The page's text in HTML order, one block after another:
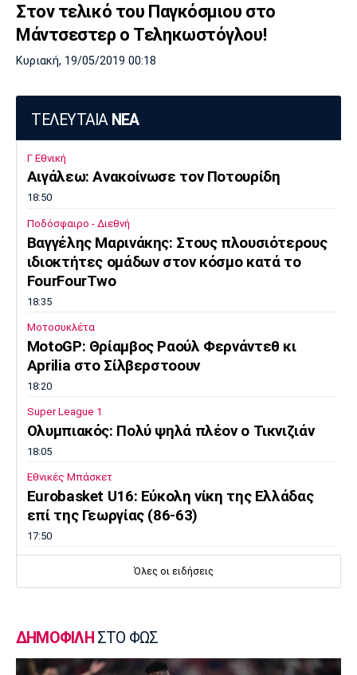
Στον τελικό του Παγκόσμιου στο
Μάντσεστερ ο Τεληκωστόγλου!
Κυριακή, 19/05/2019 00:18
ΤΕΛΕΥΤΑΙΑ ΝΕΑ
Γ Εθνική
Αιγάλεω: Ανακοίνωσε τον Ποτουρίδη
18:50
Ποδόσφαιρο - Διεθνή
Βαγγέλης Μαρινάκης: Στους πλουσιότερους
ιδιοκτήτες ομάδων στον κόσμο κατά το
FourFourTwo
18:35
Μοτοσυκλέτα
MotoGP: Θρίαμβος Ραούλ Φερνάντεθ κι
Aprilia στο Σίλβερστοουν
18:20
Super League 1
Ολυμπιακός: Πολύ ψηλά πλέον ο Τικνιζιάν
18:05
Εθνικές Μπάσκετ
Eurobasket U16: Εύκολη νίκη της Ελλάδας
επί της Γεωργίας (86-63)
17:50
O Noικοκυράκης στην ΑΕΛ
Kαρέτσας: Ντεμπούτο (ανεπίσημο) στην
Μπορούσια Ντόρτμουντ με γκολ κατά της
Όλες οι ειδήσεις
ΔΗΜΟΦΙΛΗ ΣΤΟ ΦΩΣ